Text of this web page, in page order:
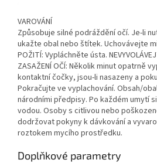
VAROVÁNÍ
Způsobuje silné podráždění očí. Je-li
ukažte obal nebo štítek. Uchovávejte
POŽITÍ: Vypláchněte ústa.
ZASAŽENÍ OČÍ: Několik minut opatrně
kontaktní čočky, jsou-li nasazeny a
Pokračujte ve vyplachování. Obsah/
národními předpisy. Po každém umytí
vodou. Osoby s citlivou nebo
dodržovat pokyny k dávkování a
roztokem mycího prostředku.
Doplňkové parametry